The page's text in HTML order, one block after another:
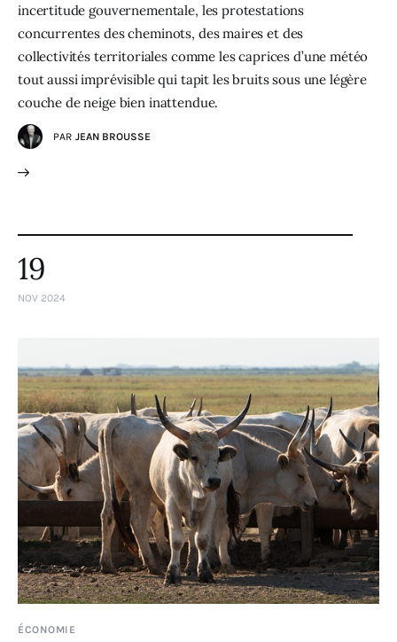
incertitude gouvernementale, les protestations
concurrentes des cheminots, des maires et des
collectivités territoriales comme les caprices d’une météo
tout aussi imprévisible qui tapit les bruits sous une légère
couche de neige bien inattendue.
PAR JEAN BROUSSE
19
NOV 2024
ÉCONOMIE